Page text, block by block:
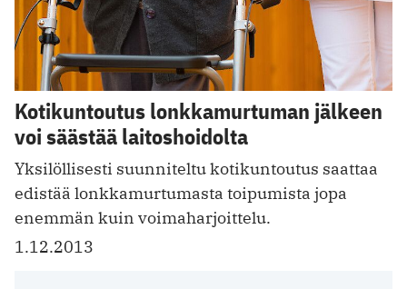
Kotikuntoutus lonkkamurtuman jälkeen
voi säästää laitoshoidolta
Yksilöllisesti suunniteltu kotikuntoutus saattaa
edistää lonkkamurtumasta toipumista jopa
enemmän kuin voimaharjoittelu.
1.12.2013